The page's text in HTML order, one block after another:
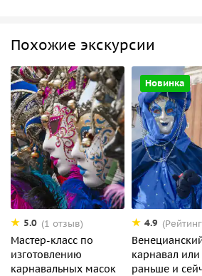
Похожие экскурсии
5.0 (1 отзыв)
Мастер-класс по
изготовлению
карнавальных масок
Новинка
4.9
карнавал
раньше и